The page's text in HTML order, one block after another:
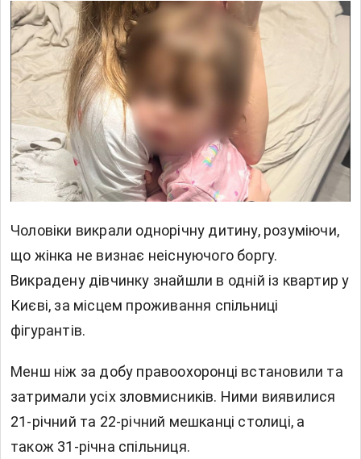
Чоловіки викрали однорічну дитину, розуміючи,
що жінка не визнає неіснуючого боргу.
Викрадену дівчинку знайшли в одній із квартир у
Києві, за місцем проживання спільниці
фігурантів.
Менш ніж за добу правоохоронці встановили та
затримали усіх зловмисників. Ними виявилися
21-річний та 22-річний мешканці столиці, а
також 31-річна спільниця.